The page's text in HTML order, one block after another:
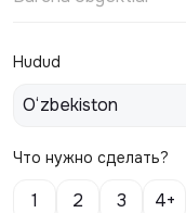
Hudud
O‘zbekiston
Что нужно сделать?
1 2 3 4+